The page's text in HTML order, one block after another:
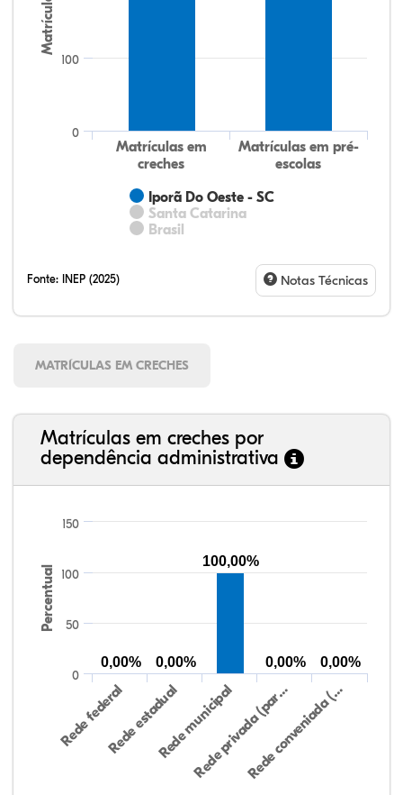
Matrículas
Iporã Do Oeste - SC
Santa Catarina
Brasil
Matrículas em
creches
Matrículas em pré-
escolas
0
100
Fonte: INEP (2025) Notas Técnicas
MATRÍCULAS EM CRECHES
Matrículas em creches por
dependência administrativa
Percentual
Rede federalRede estadualRede municipal
Rede privada (par…Rede conveniada (…
0
50
100
150
0,00% 0,00%
100,00%
0,00% 0,00%